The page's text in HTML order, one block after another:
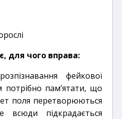
для чого вправа:
фейкової
потрібно пам’ятати, що
поля перетворюються
підкрадається